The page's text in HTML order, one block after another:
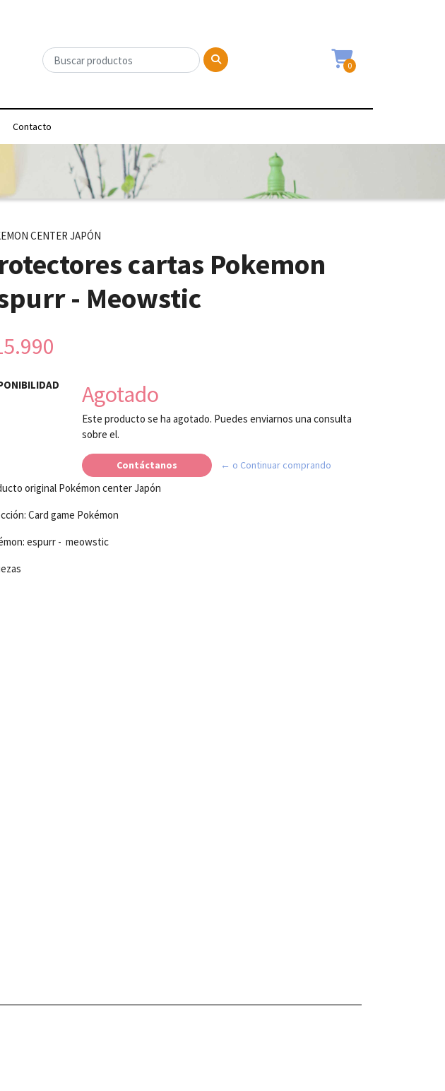
0
Contacto
CENTER JAPÓN
cartas Pokemon
- Meowstic
Agotado
Este producto se ha agotado. Puedes enviarnos una consulta
sobre el.
Contáctanos ← o Continuar comprando
original Pokémon center Japón
Card game Pokémon
espurr - meowstic